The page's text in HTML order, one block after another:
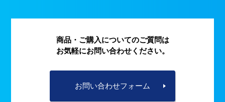
商品・ご購入についてのご質問は
お気軽にお問い合わせください。
お問い合わせフォーム